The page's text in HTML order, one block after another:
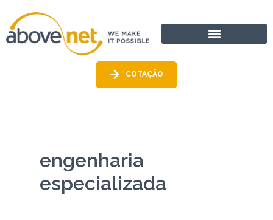
para
COTAÇÃO
engenharia
especializada